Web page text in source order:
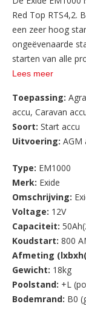
Red Top RTS4,2.
een zeer hoog
ongeëvenaarde
starten van alle
de meest cruciale
startvermogen,
daarnaast vrijwel
aanboort van uw
Lees meer
Toepassing:
accu, Caravan
Soort: Start accu
Uitvoering: AGM
Type: EM1000
Merk: Exide
Omschrijving:
Voltage: 12V
Capaciteit:
Koudstart: 800
Afmeting
Gewicht: 18kg
Poolstand: +L
Bodemrand: B0